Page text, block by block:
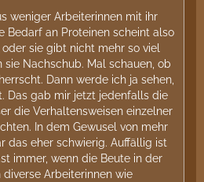
weniger Arbeiterinnen mit ihr
Bedarf an Proteinen scheint also
sie gibt nicht mehr so viel
sie Nachschub. Mal schauen, ob
Dann werde ich ja sehen,
Das gab mir jetzt jedenfalls die
die Verhaltensweisen einzelner
In dem Gewusel von mehr
das eher schwierig. Auffällig ist
immer, wenn die Beute in der
Arbeiterinnen wie